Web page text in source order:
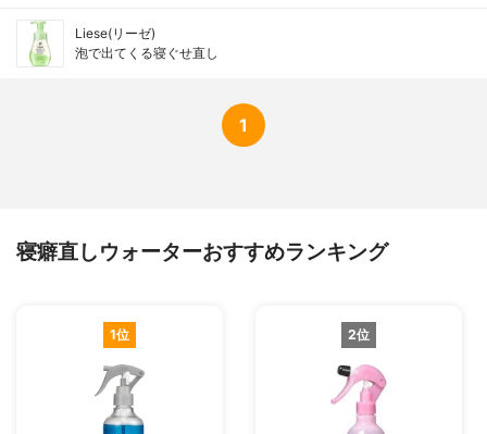
Liese(リーゼ)
泡で出てくる寝ぐせ直し
1
寝癖直しウォーターおすすめランキング
1位 2位